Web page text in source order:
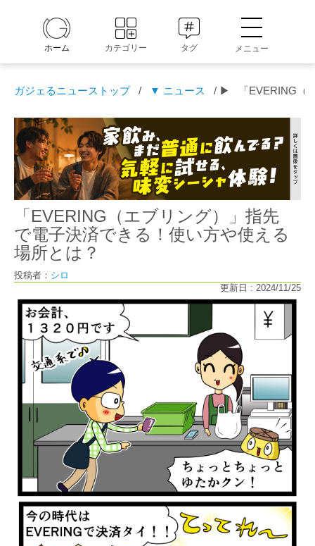
ホーム カテゴリー タグ メニュー
ガジェるニューストップ / ▼ ニュース / ▶ 「EVERING
「EVERING（エブリング）」指先
で電子決済できる！使い方や使える
場所とは？
投稿者： シロ
更新日 : 2024/11/25